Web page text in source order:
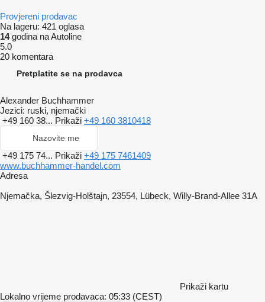
Provjereni prodavac
Na lageru: 421 oglasa
14godina na Autoline
5.0
20 komentara
Pretplatite se na prodavca
Alexander Buchhammer
Jezici: ruski, njemački
+49 160 38... Prikaži +49 160 3810418
Nazovite me
+49 175 74... Prikaži +49 175 7461409
www.buchhammer-handel.com
Adresa
Njemačka, Šlezvig-Holštajn, 23554, Lübeck, Willy-Brand-Allee 31A
Prikaži kartu
Lokalno vrijeme prodavaca: 05:33 (CEST)